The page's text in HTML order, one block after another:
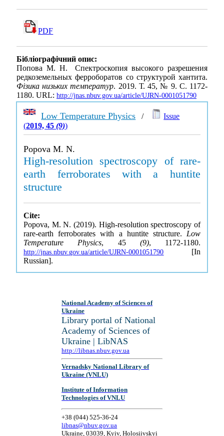
PDF
Бібліографічний опис:
Попова М. Н. Спектроскопия высокого разрешения
редкоземельных ферроборатов со структурой хантита.
Фізика низьких температур. 2019. Т. 45, № 9. С. 1172-
1180. URL: http://jnas.nbuv.gov.ua/article/UJRN-0001051790
Low Temperature Physics /
Issue
(2019, 45(9))
Popova M. N.
High-resolution spectroscopy of rare-
earth ferroborates with a huntite
structure
Cite:
Popova, M. N. (2019). High-resolution spectroscopy of
rare-earth ferroborates with a huntite structure. Low
Temperature Physics, 45 (9), 1172-1180.
http://jnas.nbuv.gov.ua/article/UJRN-0001051790 [In
Russian].
National Academy of Sciences of
Ukraine
Library portal of National
Academy of Sciences of
Ukraine | LibNAS
http://libnas.nbuv.gov.ua
Vernadsky National Library of
Ukraine (VNLU)
Institute of Information
Technologies of VNLU
+38 (044) 525-36-24
libnas@nbuv.gov.ua
Ukraine, 03039, Kyiv, Holosiivskyi